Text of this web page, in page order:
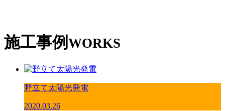
施工事例 WORKS
野立て太陽光発電
2020.03.26